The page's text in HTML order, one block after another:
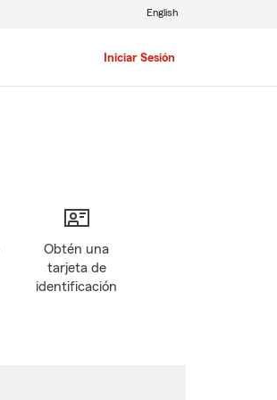
Iniciar Sesión
English
Obtén una
tarjeta de
identificación